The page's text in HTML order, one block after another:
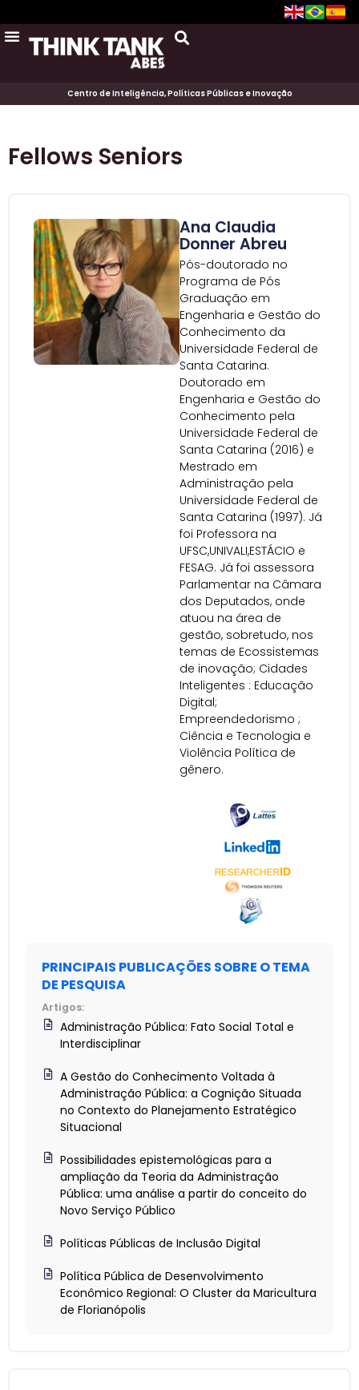
Centro de Inteligência, Políticas Públicas e Inovação
Fellows Seniors
Ana Claudia
Donner Abreu
Pós-doutorado no
Programa de Pós
Graduação em
Engenharia e Gestão do
Conhecimento da
Universidade Federal de
Santa Catarina.
Doutorado em
Engenharia e Gestão do
Conhecimento pela
Universidade Federal de
Santa Catarina (2016) e
Mestrado em
Administração pela
Universidade Federal de
Santa Catarina (1997). Já
foi Professora na
UFSC,UNIVALI,ESTÁCIO e
FESAG. Já foi assessora
Parlamentar na Câmara
dos Deputados, onde
atuou na área de
gestão, sobretudo, nos
temas de Ecossistemas
de inovação; Cidades
Inteligentes : Educação
Digital;
Empreendedorismo ;
Ciência e Tecnologia e
Violência Política de
gênero.
PRINCIPAIS PUBLICAÇÕES SOBRE O TEMA
DE PESQUISA
Artigos:
Administração Pública: Fato Social Total e
Interdisciplinar
A Gestão do Conhecimento Voltada à
Administração Pública: a Cognição Situada
no Contexto do Planejamento Estratégico
Situacional
Possibilidades epistemológicas para a
ampliação da Teoria da Administração
Pública: uma análise a partir do conceito do
Novo Serviço Público
Políticas Públicas de Inclusão Digital
Política Pública de Desenvolvimento
Econômico Regional: O Cluster da Maricultura
de Florianópolis